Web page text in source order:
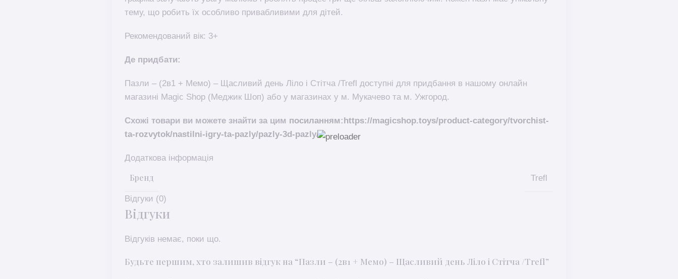
тему, що робить їх особливо привабливими для дітей.
Рекомендований вік: 3+
Де придбати:
Пазли – (2в1 + Мемо) – Щасливий день Ліло і Стітча /Trefl доступні для придбання в нашому онлайн
магазині Magic Shop (Меджик Шоп) або у магазинах у м. Мукачево та м. Ужгород.
Схожі товари ви можете знайти за цим посиланням:https://magicshop.toys/product-category/tvorchist-
ta-rozvytok/nastilni-igry-ta-pazly/pazly-3d-pazly/
Додаткова інформація
Бренд Trefl
Відгуки (0)
Відгуки
Відгуків немає, поки що.
Будьте першим, хто залишив відгук на “Пазли – (2в1 + Мемо) – Щасливий день Ліло і Стітча /Trefl”